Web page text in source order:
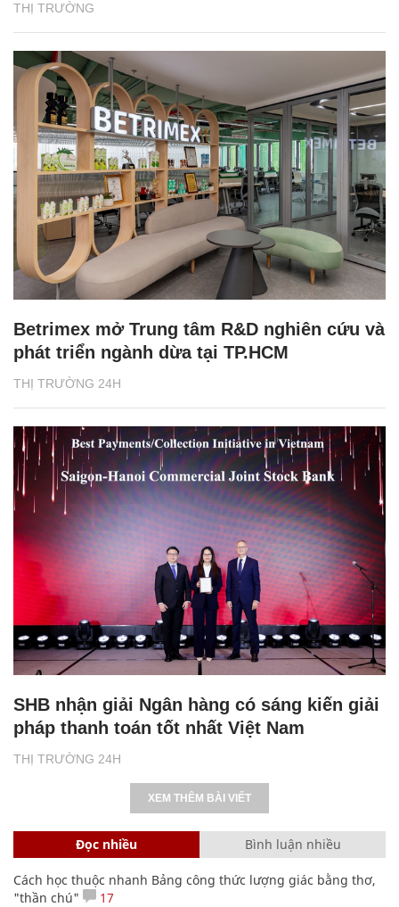
THỊ TRƯỜNG
THỊ TRƯỜNG 24H
Betrimex mở Trung tâm R&D nghiên cứu và
phát triển ngành dừa tại TP.HCM
THỊ TRƯỜNG 24H
SHB nhận giải Ngân hàng có sáng kiến giải
pháp thanh toán tốt nhất Việt Nam
XEM THÊM BÀI VIẾT
Đọc nhiều Bình luận nhiều
Cách học thuộc nhanh Bảng công thức lượng giác bằng thơ,
"thần chú"
17